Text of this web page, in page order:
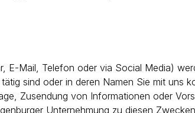
Mail, Telefon oder via Social Media)
sind oder in deren Namen Sie mit uns
Zusendung von Informationen oder
Unternehmung zu diesen